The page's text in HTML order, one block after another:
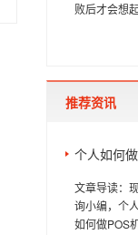
败后才会想
推荐资讯
个人如何
文章导读：
询小编，个
如何做POS